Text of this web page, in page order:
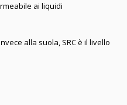
ai liquidi
alla suola, SRC è il livello